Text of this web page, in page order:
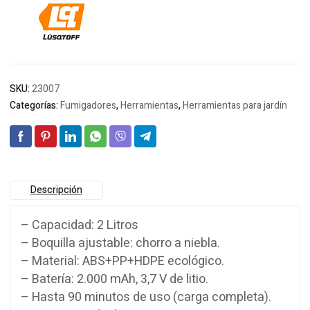
SKU:23007
Categorías:Fumigadores,Herramientas,Herramientas para jardín
Descripción
– Capacidad: 2 Litros
– Boquilla ajustable: chorro a niebla.
– Material: ABS+PP+HDPE ecológico.
– Batería: 2.000 mAh, 3,7 V de litio.
– Hasta 90 minutos de uso (carga completa).